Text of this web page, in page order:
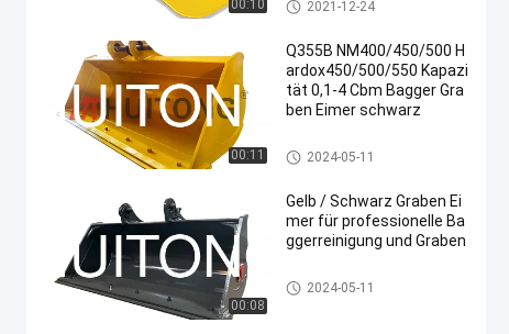
00:10
izer
2021-12-24
00:11
Q355B NM400/450/500 H
ardox450/500/550 Kapazi
tät 0,1-4 Cbm Bagger Gra
ben Eimer schwarz
Bagger-mit einem Graben umg
ebender Eimer
2024-05-11
00:08
Gelb / Schwarz Graben Ei
mer für professionelle Ba
ggerreinigung und Graben
Bagger-mit einem Graben umg
ebender Eimer
2024-05-11